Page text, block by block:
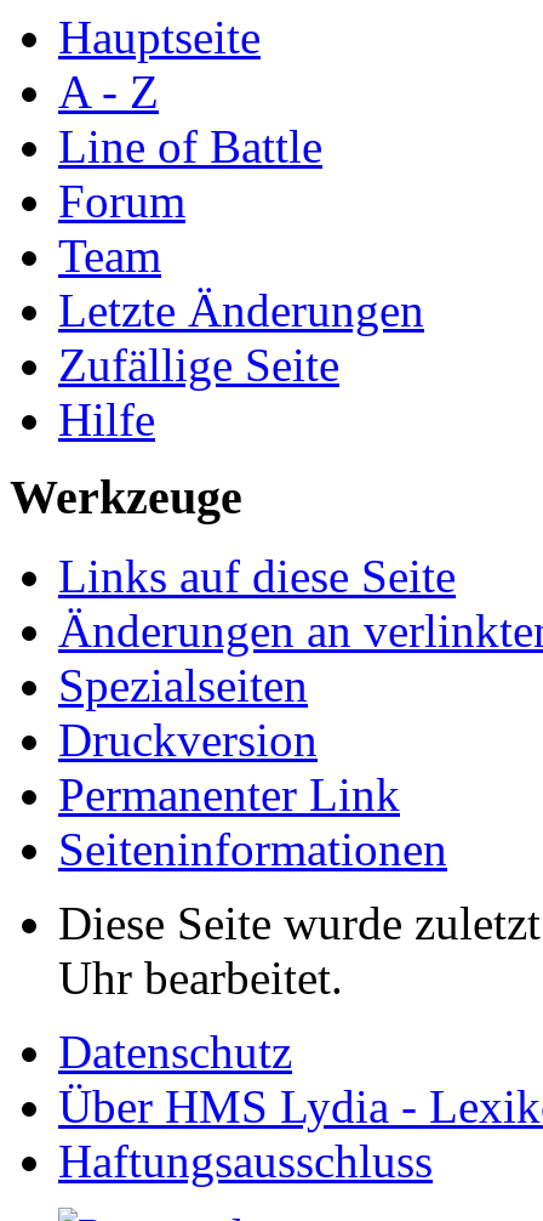
Hauptseite
A - Z
Line of Battle
Forum
Team
Letzte Änderungen
Zufällige Seite
Hilfe
Werkzeuge
Links auf diese Seite
Änderungen an
Spezialseiten
Druckversion
Permanenter Link
Seiten­informationen
Diese Seite wurde
Uhr bearbeitet.
Datenschutz
Über HMS Lydia -
Haftungsausschluss